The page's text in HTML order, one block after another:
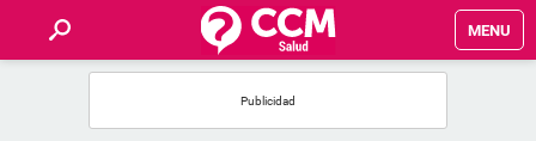
MENU